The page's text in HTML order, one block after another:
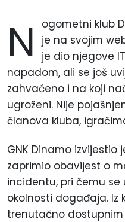
N
ogometni klub
je na svojim
je dio njegove
napadom, ali se još
zahvaćeno i na koji
ugroženi. Nije
članova kluba,
GNK Dinamo
zaprimio obavijest o
incidentu, pri čemu se
okolnosti događaja. Iz
trenutačno